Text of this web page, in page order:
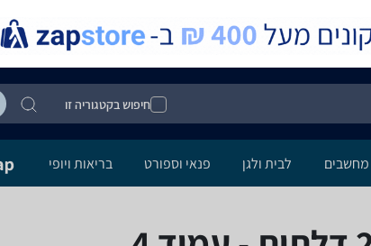
חיפוש בקטגוריה זו
מחשבים לבית ולגן פנאי וספורט בריאות ויופי